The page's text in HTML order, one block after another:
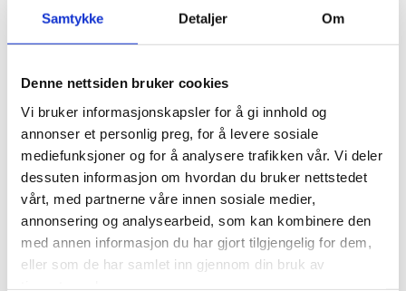
Samtykke Detaljer Om
Denne nettsiden bruker cookies
Vi bruker informasjonskapsler for å gi innhold og
annonser et personlig preg, for å levere sosiale
mediefunksjoner og for å analysere trafikken vår. Vi deler
dessuten informasjon om hvordan du bruker nettstedet
vårt, med partnerne våre innen sosiale medier,
annonsering og analysearbeid, som kan kombinere den
med annen informasjon du har gjort tilgjengelig for dem,
eller som de har samlet inn gjennom din bruk av
sysselsettingssituasjonen i EU, status etter 5 år med den
sosiale søylen og vedtaket om europeisk minstelønn.
Sverige tok over formannskapet i EU 01. januar 2023. I
halvårsrapporten henvises det til at det svenske
formannskapet vil prioritere følgende saker på arbeids-
og sosialområdet:
1. Komme til en felles forhandlingsposisjon i Rådet for
plattformarbeiderdirektivet